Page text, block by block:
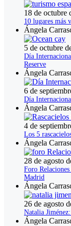
18 de octubre
10 lugares más
Ángela
5 de octubre
Día
Reserve
Ángela
6 de
Día
Ángela
4 de
Los 5
Ángela
28 de agosto
Foro
Madrid
Ángela
26 de agosto
Natalia
Ángela